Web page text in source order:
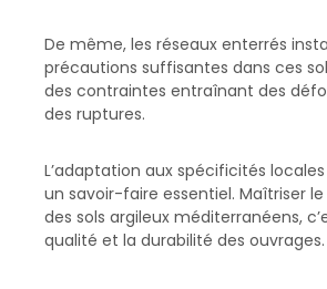
De même, les réseaux enterrés
précautions suffisantes dans ces
des contraintes entraînant des
des ruptures.
L’adaptation aux spécificités
un savoir-faire essentiel. Maîtriser
des sols argileux méditerranéens,
qualité et la durabilité des ouvrages.